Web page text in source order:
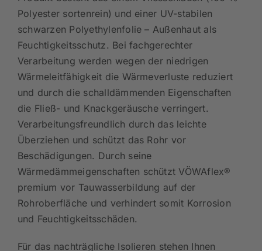
Produkt besteht aus einem Vliesschlauch (100 %
Polyester sortenrein) und einer UV-stabilen
schwarzen Polyethylenfolie – Außenhaut als
Feuchtigkeitsschutz. Bei fachgerechter
Verarbeitung werden wegen der niedrigen
Wärmeleitfähigkeit die Wärmeverluste reduziert
und durch die schalldämmenden Eigenschaften
die Fließ- und Knackgeräusche verringert.
Verarbeitungsfreundlich durch das leichte
Überziehen und schützt das Rohr vor
Beschädigungen. Durch seine
Wärmedämmeigenschaften schützt VÖWAflex®
premium vor Tauwasserbildung auf der
Rohroberfläche und verhindert somit Korrosion